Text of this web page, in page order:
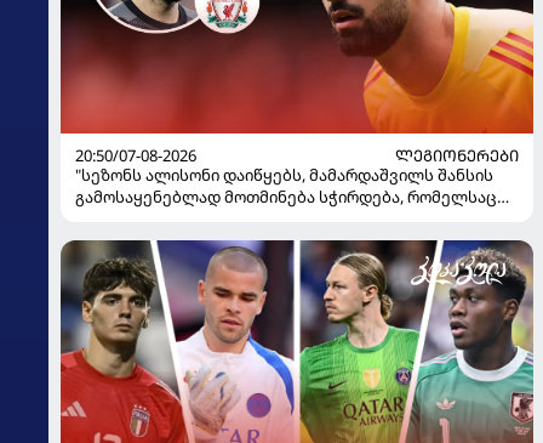
20:50/07-08-2026
ᲚᲔᲒᲘᲝᲜᲔᲠᲔᲑᲘ
"სეზონს ალისონი დაიწყებს, მამარდაშვილს შანსის
გამოსაყენებლად მოთმინება სჭირდება, რომელსაც
ყოფილმა მეკარემ